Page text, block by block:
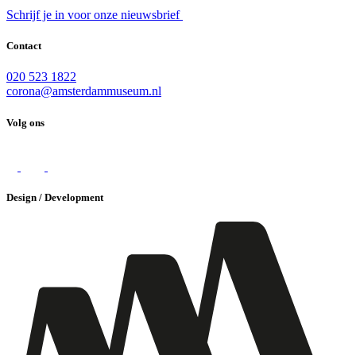
Schrijf je in voor onze nieuwsbrief
Contact
020 523 1822
corona@amsterdammuseum.nl
Volg ons
Design / Development